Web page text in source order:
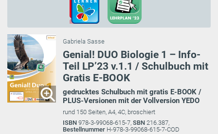
Gabriela Sasse
Genial! DUO Biologie 1 – Info-
Teil LP’23 v.1.1 / Schulbuch mit
Gratis E-BOOK
gedrucktes Schulbuch mit gratis E-BOOK /
PLUS-Versionen mit der Vollversion YEDO
rund 150 Seiten, A4, 4C, broschiert
ISBN 978-3-99068-615-7, SBN 216.387,
Bestellnummer H-978-3-99068-615-7-COD